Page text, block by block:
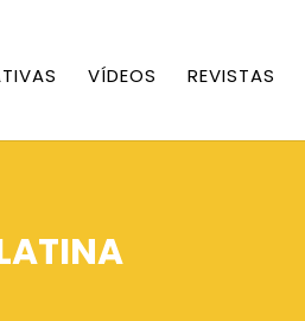
VÍDEOS REVISTAS